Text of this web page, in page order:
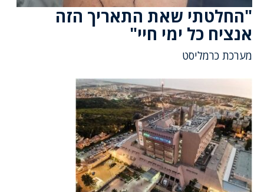
"החלטתי שאת התאריך הזה
אנציח כל ימי חיי"
מערכת כרמליסט